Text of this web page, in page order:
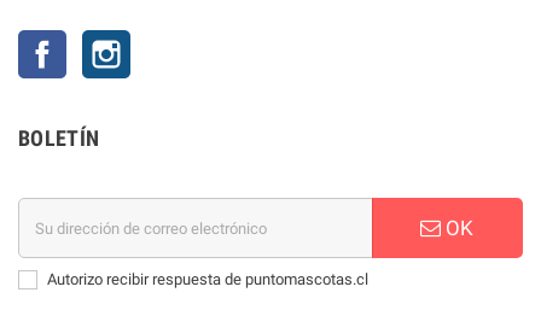
Facebook
BOLETÍN
OK
Autorizo recibir respuesta de puntomascotas.cl